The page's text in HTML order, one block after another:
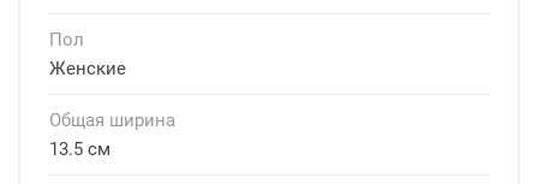
Пол
Женские
Общая ширина
13.5 см